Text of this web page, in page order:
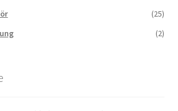
(25)
(2)